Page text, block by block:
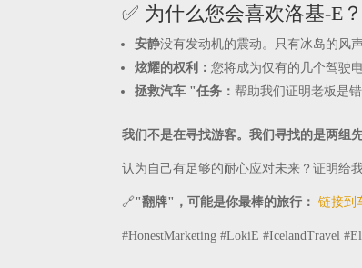
✅ 为什么您会喜欢洛基-E？
安静没有发动机的震动。只有冰岛的风
炫耀的权利：您将成为仅有的几个驾驶
拯救汽车 "任务：帮助我们证明老板是
我们不是在寻找游客。我们寻找的是两组
认为自己有足够的耐心应对未来？证明给
🔗"翻牌"，可能是你最棒的旅行： 链接到
#HonestMarketing #LokiE #IcelandTravel